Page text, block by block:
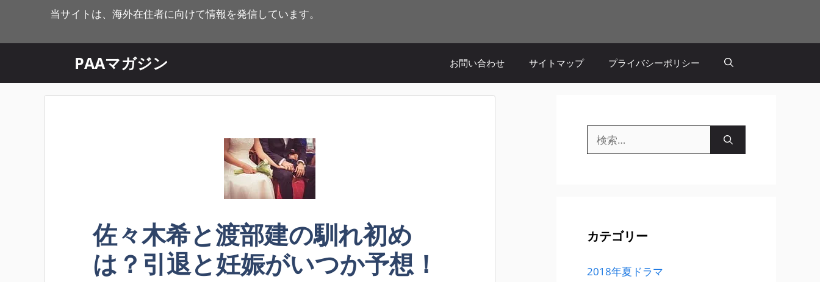
へ
当サイトは、海外在住者に向けて情報を発信しています。
PAAマガジン お問い合わせ サイトマップ プライバシーポリシー
佐々木希と渡部建の馴れ初め
は？引退と妊娠がいつか予想！
索:
カテゴリー
2018年夏ドラマ